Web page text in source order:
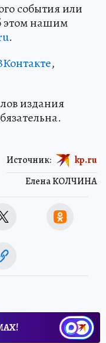
события или
этом нашим
.
,
издания
Елена КОЛЧИНА
Источник: kp.ru